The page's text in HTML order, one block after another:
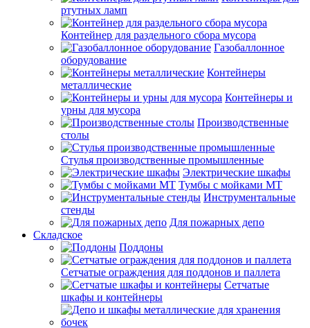
ртутных ламп
Контейнер для раздельного сбора мусора
Газобаллонное
оборудование
Контейнеры
металлические
Контейнеры и
урны для мусора
Производственные
столы
Стулья производственные промышленные
Электрические шкафы
Тумбы с мойками МТ
Инструментальные
стенды
Для пожарных депо
Складское
Поддоны
Сетчатые ограждения для поддонов и паллета
Сетчатые
шкафы и контейнеры